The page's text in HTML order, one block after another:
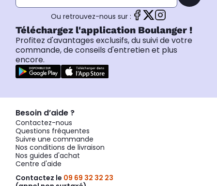
Ou retrouvez-nous sur :
Téléchargez l'application Boulanger !
Profitez d'avantages exclusifs, du suivi de votre
commande, de conseils d'entretien et plus
encore.
Besoin d’aide ?
Contactez-nous
Questions fréquentes
Suivre une commande
Nos conditions de livraison
Nos guides d'achat
Centre d'aide
Contactez le 09 69 32 32 23